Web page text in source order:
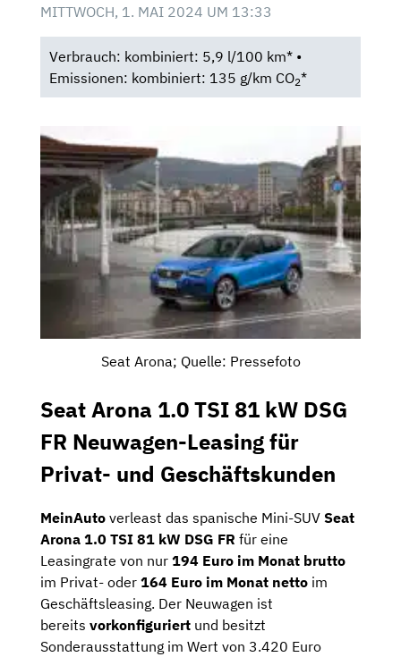
MITTWOCH, 1. MAI 2024 UM 13:33
Verbrauch: kombiniert: 5,9 l/100 km* •
Emissionen: kombiniert: 135 g/km CO2*
Seat Arona; Quelle: Pressefoto
Seat Arona 1.0 TSI 81 kW DSG
FR Neuwagen-Leasing für
Privat- und Geschäftskunden
MeinAuto verleast das spanische Mini-SUV Seat
Arona 1.0 TSI 81 kW DSG FR für eine
Leasingrate von nur 194 Euro im Monat brutto
im Privat- oder 164 Euro im Monat netto im
Geschäftsleasing. Der Neuwagen ist
bereits vorkonfiguriert und besitzt
Sonderausstattung im Wert von 3.420 Euro